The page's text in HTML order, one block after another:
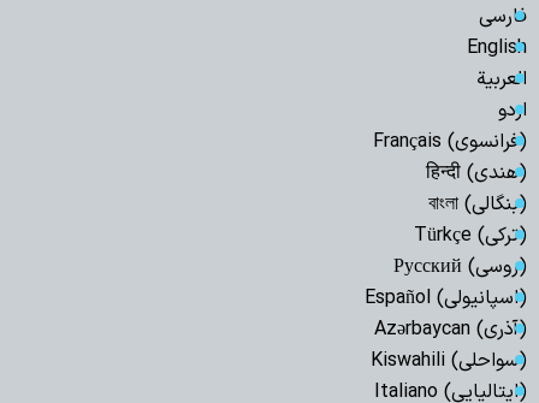
فارسی
English
العربیة
اردو
(فرانسوی) Français
(هندی) हिन्दी
(بنگالی) বাংলা
(ترکی) Türkçe
(روسی) Русский
(اسپانیولی) Español
(آذری) Azərbaycan
(سواحلی) Kiswahili
(ایتالیایی) Italiano